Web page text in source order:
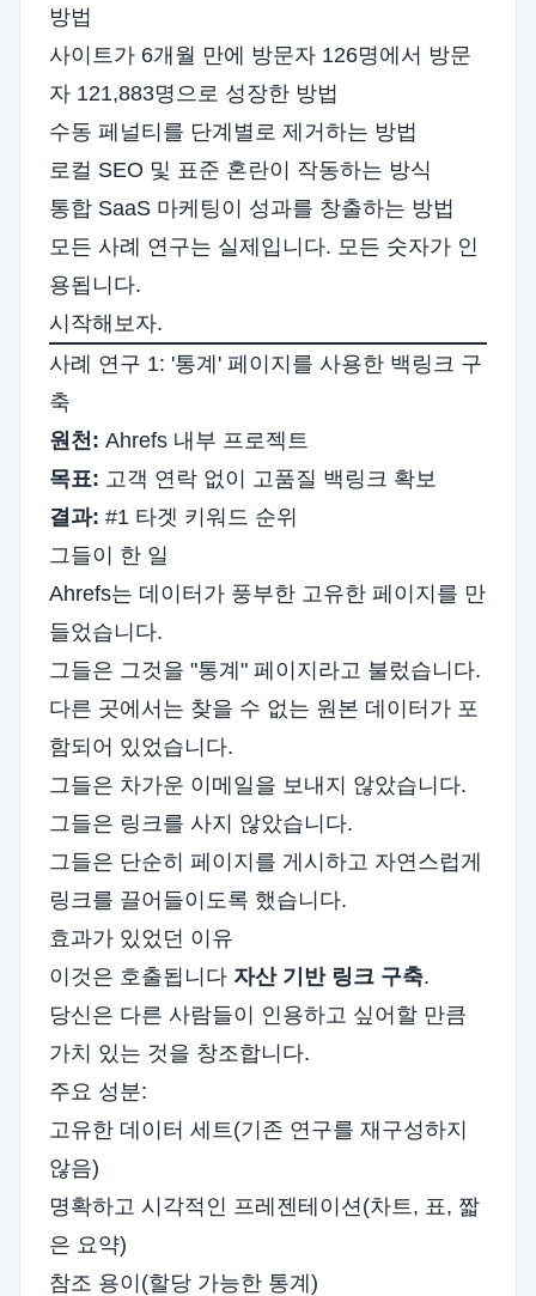
방법
사이트가 6개월 만에 방문자 126명에서 방문
자 121,883명으로 성장한 방법
수동 페널티를 단계별로 제거하는 방법
로컬 SEO 및 표준 혼란이 작동하는 방식
통합 SaaS 마케팅이 성과를 창출하는 방법
모든 사례 연구는 실제입니다. 모든 숫자가 인
용됩니다.
시작해보자.
사례 연구 1: '통계' 페이지를 사용한 백링크 구
축
원천: Ahrefs 내부 프로젝트
목표: 고객 연락 없이 고품질 백링크 확보
결과: #1 타겟 키워드 순위
그들이 한 일
Ahrefs는 데이터가 풍부한 고유한 페이지를 만
들었습니다.
그들은 그것을 "통계" 페이지라고 불렀습니다.
다른 곳에서는 찾을 수 없는 원본 데이터가 포
함되어 있었습니다.
그들은 차가운 이메일을 보내지 않았습니다.
그들은 링크를 사지 않았습니다.
그들은 단순히 페이지를 게시하고 자연스럽게
링크를 끌어들이도록 했습니다.
효과가 있었던 이유
이것은 호출됩니다 자산 기반 링크 구축.
당신은 다른 사람들이 인용하고 싶어할 만큼
가치 있는 것을 창조합니다.
주요 성분:
고유한 데이터 세트(기존 연구를 재구성하지
않음)
명확하고 시각적인 프레젠테이션(차트, 표, 짧
은 요약)
참조 용이(할당 가능한 통계)